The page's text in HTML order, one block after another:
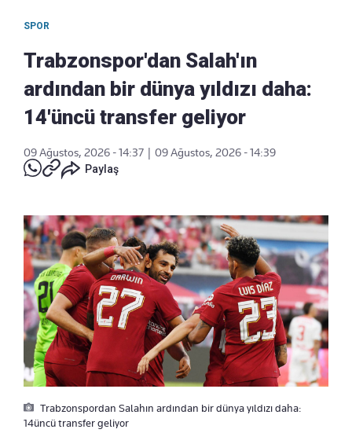
SPOR
Trabzonspor'dan Salah'ın
ardından bir dünya yıldızı daha:
14'üncü transfer geliyor
09 Ağustos, 2026 - 14:37
09 Ağustos, 2026 - 14:39
Paylaş
Trabzonspordan Salahın ardından bir dünya yıldızı daha:
14üncü transfer geliyor